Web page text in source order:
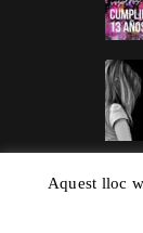
Aquest lloc